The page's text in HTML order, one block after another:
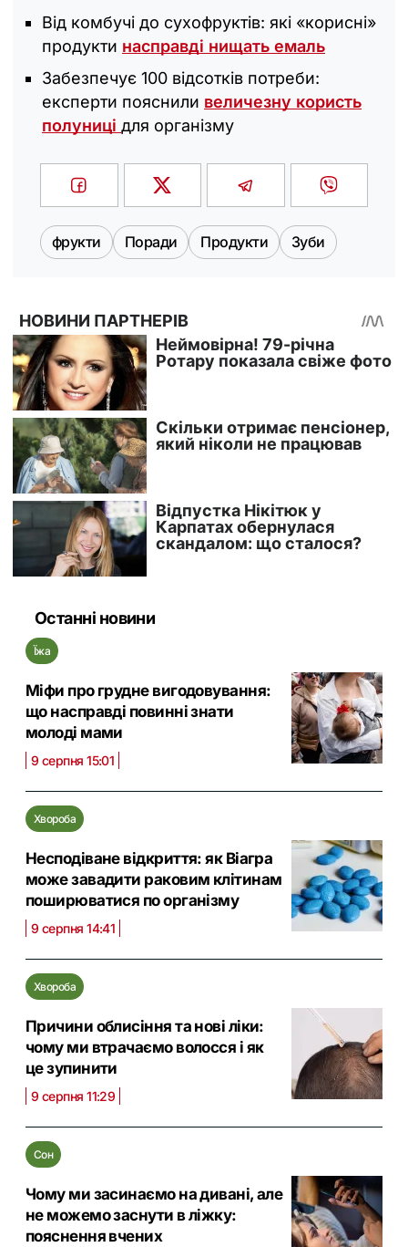
Від комбучі до сухофруктів: які «корисні»
продукти насправді нищать емаль
Забезпечує 100 відсотків потреби:
експерти пояснили величезну користь
полуниці для організму
фрукти Поради Продукти Зуби
Останні новини
Їжа
Міфи про грудне вигодовування:
що насправді повинні знати
молоді мами
9 серпня 15:01
Хвороба
Несподіване відкриття: як Віагра
може завадити раковим клітинам
поширюватися по організму
9 серпня 14:41
Хвороба
Причини облисіння та нові ліки:
чому ми втрачаємо волосся і як
це зупинити
9 серпня 11:29
Сон
Чому ми засинаємо на дивані, але
не можемо заснути в ліжку:
пояснення вчених